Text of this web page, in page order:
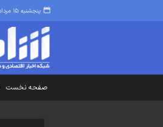
پنجشنبه ۱۵ مرداد ۱۴۰۵
صفحه نخست